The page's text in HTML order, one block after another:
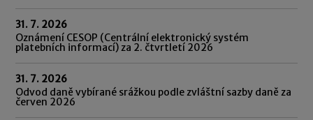
31. 7. 2026
Oznámení CESOP (Centrální elektronický systém
platebních informací) za 2. čtvrtletí 2026
31. 7. 2026
Odvod daně vybírané srážkou podle zvláštní sazby daně za
červen 2026